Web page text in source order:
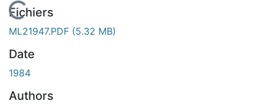
En cours de chargement...
Fichiers
ML21947.PDF (5.32 MB)
Date
1984
Authors